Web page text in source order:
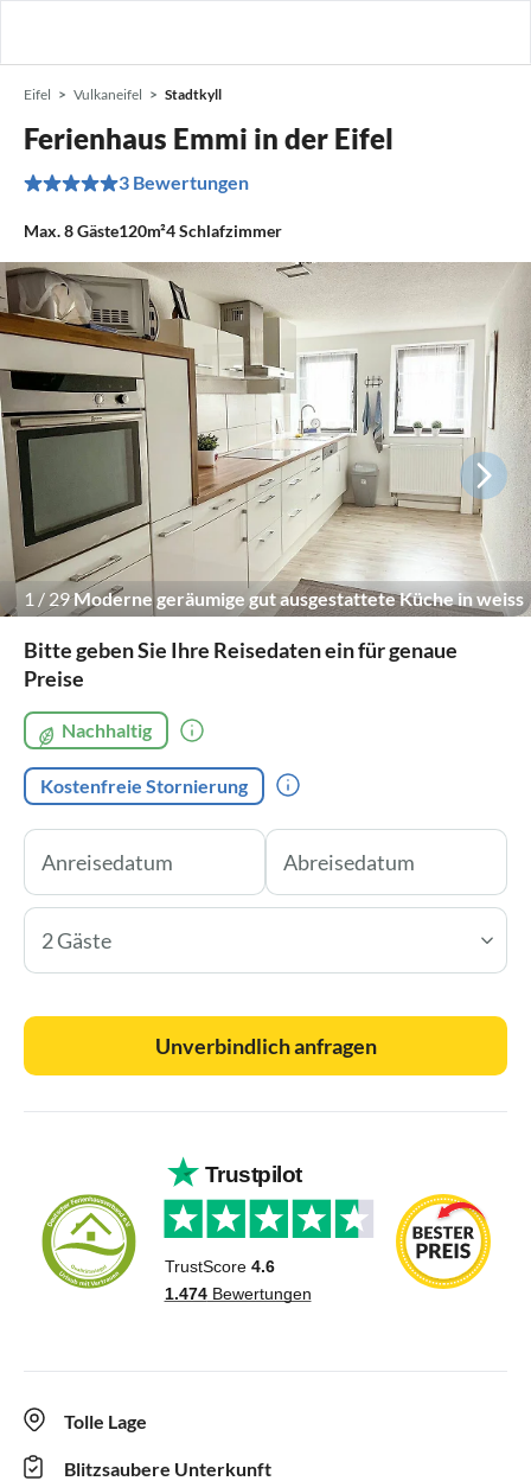
Eifel Vulkaneifel Stadtkyll
Ferienhaus Emmi in der Eifel
3 Bewertungen
Max.8Gäste120m²4Schlafzimmer
1 / 29Moderne geräumige gut ausgestattete Küche in weiss
Bitte geben Sie Ihre Reisedaten ein für genaue
Preise
Nachhaltig
Kostenfreie Stornierung
2 Gäste
Unverbindlich anfragen
Tolle Lage
Blitzsaubere Unterkunft